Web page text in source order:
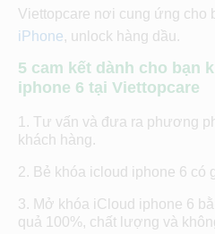
Viettopcare nơi cung ứng cho
iPhone, unlock hàng dầu.
5 cam kết dành cho bạn
iphone 6 tại Viettopcare
Tư vấn và đưa ra phương
khách hàng.
Bẻ khóa icloud iphone 6 có
Mở khóa iCloud iphone 6
quả 100%, chất lượng và